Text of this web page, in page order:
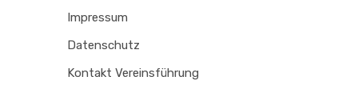
Impressum
Datenschutz
Kontakt Vereinsführung